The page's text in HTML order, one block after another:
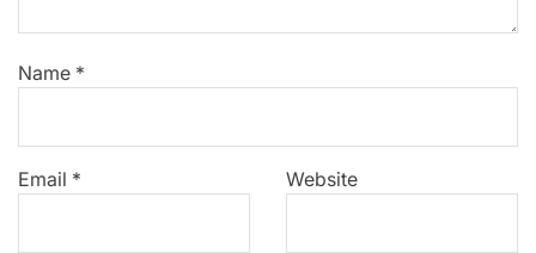
Name *
Email * Website